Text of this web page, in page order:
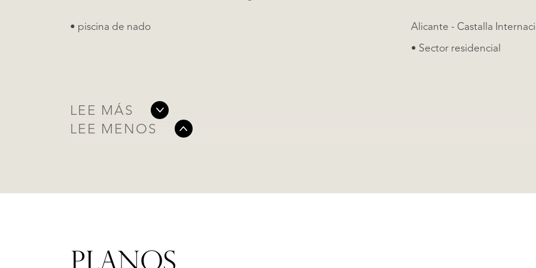
• piscina de nado
• Sector residencial
LEE MÁS
LEE MENOS